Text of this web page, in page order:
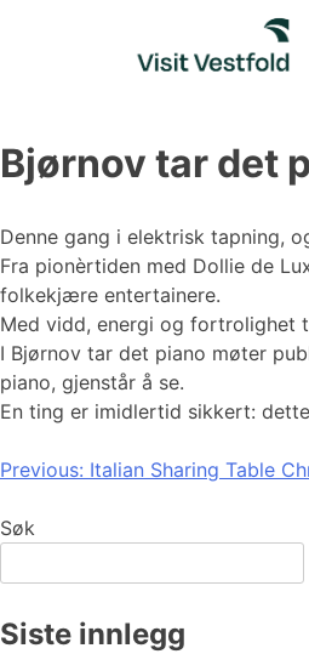
Bjørnov tar det
Denne gang i elektrisk tapning,
Fra pionèrtiden med Dollie de
folkekjære entertainere.
Med vidd, energi og fortrolighet
I Bjørnov tar det piano møter
piano, gjenstår å se.
En ting er imidlertid sikkert:
Innleggsnavigasjon
Previous: Italian Sharing Table
Søk
Siste innlegg